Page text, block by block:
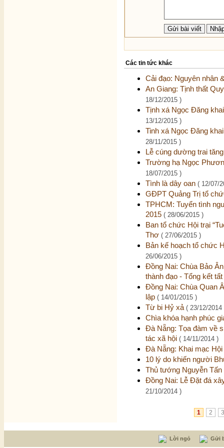
Các tin tức khác
Cải đạo: Nguyên nhân
An Giang: Tịnh thất
18/12/2015 )
Tịnh xá Ngọc Đăng
13/12/2015 )
Tinh xá Ngọc Đăng
28/11/2015 )
Lễ cúng dường trai
Trường hạ Ngọc
18/07/2015 )
Tình là dây oan ( 12/07/
GĐPT Quảng Trị tổ
TPHCM: Tuyển tình
2015 ( 28/06/2015 )
Ban tổ chức Hội trại
Thơ ( 27/06/2015 )
Bản kế hoạch tổ chức
26/06/2015 )
Đồng Nai: Chùa Bảo
thành đạo - Tổng kết
Đồng Nai: Chùa Quan
lập ( 14/01/2015 )
Từ bi Hỷ xả ( 23/12/2014
Chìa khóa hạnh phúc
Đà Nẵng: Tọa đàm về
tác xã hội ( 14/11/2014 )
Đà Nẵng: Khai mạc
10 lý do khiến người
Thủ tướng Nguyễn
Đồng Nai: Lễ Đặt đá
21/10/2014 )
1 2 3
Lời ngỏ Gửi